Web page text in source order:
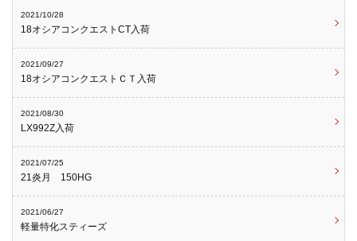
2021/10/28
18オシアコンクエストCT入荷
2021/09/27
18オシアコンクエストＣＴ入荷
2021/08/30
LX992Z入荷
2021/07/25
21炎月 150HG
2021/06/27
軽量特化スティーズ